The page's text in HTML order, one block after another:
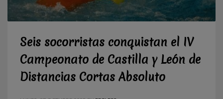
Seis socorristas conquistan el IV
Campeonato de Castilla y León de
Distancias Cortas Absoluto